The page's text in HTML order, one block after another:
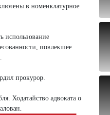
в номенклатурное
использование
повлекшее
прокурор.
Ходатайство адвоката о